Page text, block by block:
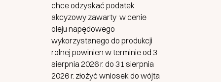
chce odzyskać podatek
akcyzowy zawarty w cenie
oleju napędowego
wykorzystanego do produkcji
rolnej powinien w terminie od 3
sierpnia 2026 r. do 31 sierpnia
2026 r. złożyć wniosek do wójta